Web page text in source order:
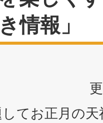
情報」
してお正月の